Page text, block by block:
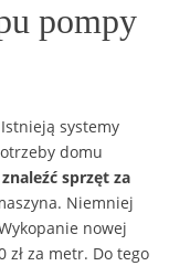
pompy
systemy
domu
sprzęt za
Niemniej
nowej
zł za metr. Do tego